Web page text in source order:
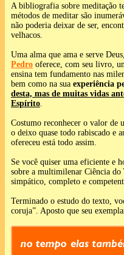
A bibliografia sobre meditação
métodos de meditar são
não poderia deixar de ser,
velhacos.
Uma alma que ama e serve
Pedro oferece, com seu livro,
ensina tem fundamento nas
bem como na sua experiência
desta, mas de muitas vidas
Espírito
Costumo reconhecer o valor de
o deixo quase todo rabiscado e
ofereceu está todo assim.
Se você quiser uma eficiente e
sobre a multimilenar Ciência do
simpático, completo e
Terminado o estudo do texto,
coruja”. Aposto que seu